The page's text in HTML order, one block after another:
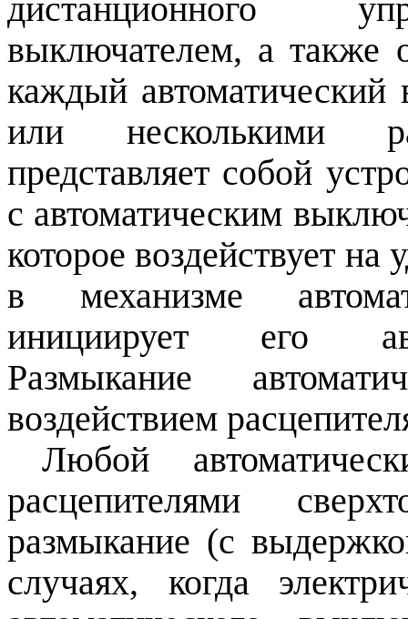
дистанционного
выключателем, а также
каждый
или несколькими
представляет собой
с автоматическим
которое воздействует
в механизме
инициирует его
Размыкание
воздействием
Любой
расцепителями
размыкание (с
случаях, когда